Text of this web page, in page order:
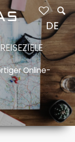
Online-
DE